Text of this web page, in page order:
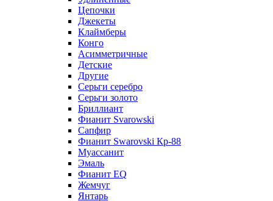
Цепочки
Джекеты
Клаймберы
Конго
Асимметричные
Детские
Другие
Серьги серебро
Серьги золото
Бриллиант
Фианит Svarowski
Сапфир
Фианит Swarovski Кр-88
Муассанит
Эмаль
Фианит EQ
Жемчуг
Янтарь